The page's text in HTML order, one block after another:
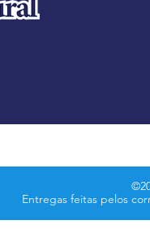
Entregas feitas pelos